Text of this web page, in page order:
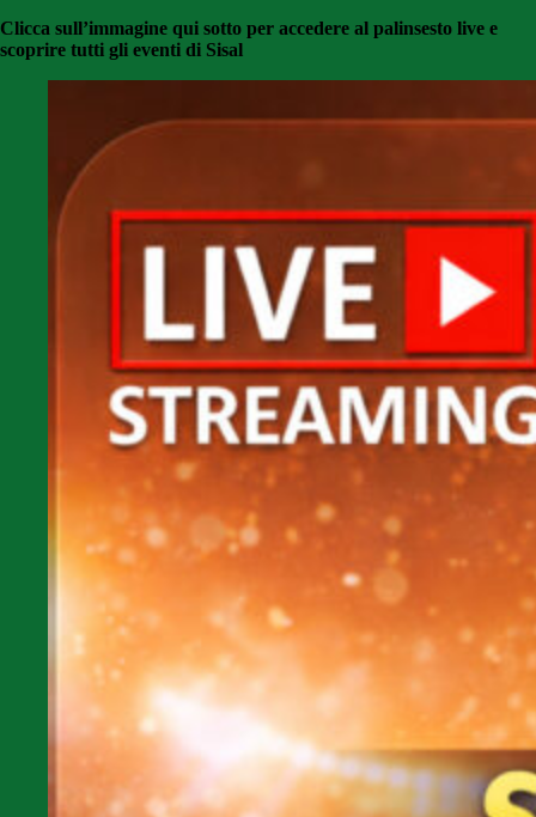
Clicca sull’immagine qui sotto per accedere al palinsesto live e
scoprire tutti gli eventi di Sisal